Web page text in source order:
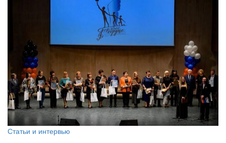
Статьи и интервью